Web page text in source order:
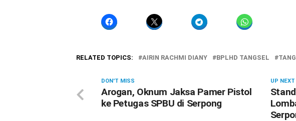
RELATED TOPICS: AIRIN RACHMI DIANY BPLHD TANGSEL
UP NEXT
DON'T MISS
Arogan, Oknum Jaksa Pamer Pistol
ke Petugas SPBU di Serpong